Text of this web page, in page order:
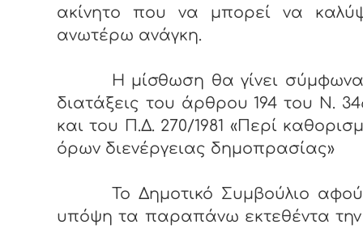
ακίνητο που να μπορεί να
ανωτέρω ανάγκη.
Η μίσθωση θα γίνει σύμφωνα
διατάξεις του άρθρου 194 του Ν.
και του Π.Δ. 270/1981 «Περί
όρων διενέργειας δημοπρασίας»
Το Δημοτικό Συμβούλιο αφού
υπόψη τα παραπάνω εκτεθέντα την